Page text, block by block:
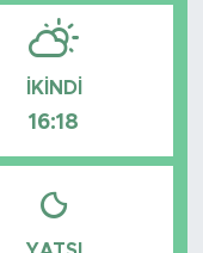
İKINDI
16:18